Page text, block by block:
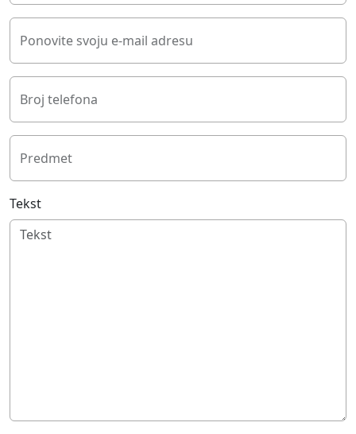
Ponovite svoju e-mail adresu
Broj telefona
Predmet
Tekst